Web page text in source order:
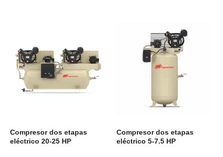
Compresor dos etapas
eléctrico 20-25 HP
Compresor dos etapas
eléctrico 5-7.5 HP